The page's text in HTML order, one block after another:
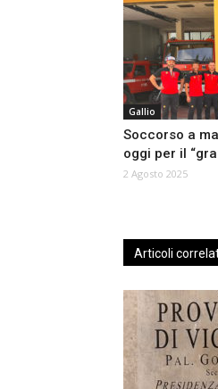
Gallio
Soccorso a
oggi per il
2 Agosto 2025
Articoli